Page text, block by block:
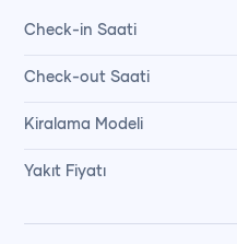
Check-in Saati
Check-out Saati
Kiralama Modeli
Yakıt Fiyatı